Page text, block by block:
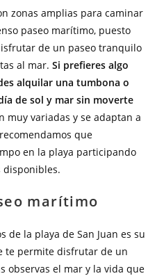
zonas amplias para caminar
paseo marítimo, puesto
de un paseo tranquilo
al mar.Si prefieres algo
alquilar una tumbona o
de sol y mar sin moverte
muy variadas y se adaptan a
que
en la playa participando
disponibles.
marítimo
de la playa de San Juan es su
te permite disfrutar de un
observas el mar y la vida que